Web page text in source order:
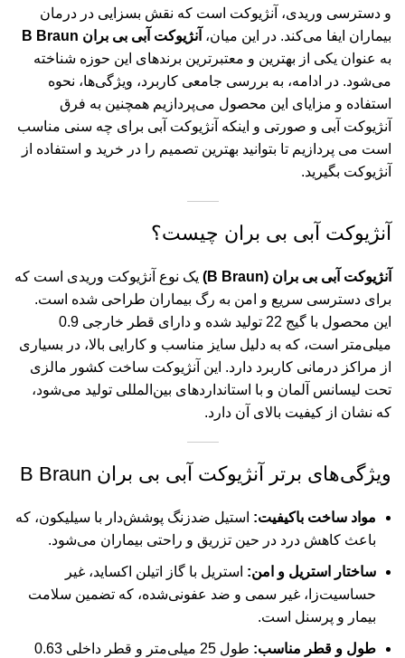
و دسترسی وریدی، آنژیوکت است که نقش بسزایی در درمان
بیماران ایفا می‌کند. در این میان، آنژیوکت آبی بی بران
به عنوان یکی از بهترین و معتبرترین برندهای این حوزه شناخته
می‌شود. در ادامه، به بررسی جامعی کاربرد، ویژگی‌ها، نحوه
استفاده و مزایای این محصول می‌پردازیم همچنین به فرق
آنژیوکت آبی و صورتی و اینکه آنژیوکت آبی برای چه سنی مناسب
است می پردازیم تا بتوانید بهترین تصمیم را در خرید و استفاده از
آنژیوکت بگیرید.
آنژیوکت آبی بی بران چیست؟
آنژیوکت آبی بی بران (B Braun)
یک نوع آنژیوکت وریدی است که
برای دسترسی سریع و امن به رگ بیماران طراحی شده است.
این محصول با گیج 22 تولید شده و دارای قطر خارجی 0.9
میلی‌متر است، که به دلیل سایز مناسب و کارایی بالا، در بسیاری
از مراکز درمانی کاربرد دارد. این آنژیوکت ساخت کشور مالزی
تحت لیسانس آلمان و با استانداردهای بین‌المللی تولید می‌شود،
که نشان از کیفیت بالای آن دارد.
ویژگی‌های برتر آنژیوکت آبی بی بران B Braun
مواد ساخت باکیفیت: استیل ضدزنگ پوشش‌دار با سیلیکون، که
باعث کاهش درد در حین تزریق و راحتی بیماران می‌شود.
ساختار استریل و امن: استریل با گاز اتیلن اکساید، غیر
حساسیت‌زا، غیر سمی و ضد عفونی‌شده، که تضمین سلامت
بیمار و پرسنل است.
طول و قطر مناسب:
طول 25 میلی‌متر و قطر داخلی 0.63